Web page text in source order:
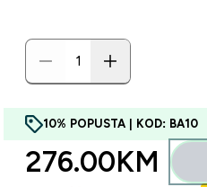
10% POPUSTA | KOD: BA10
276.00KM‎